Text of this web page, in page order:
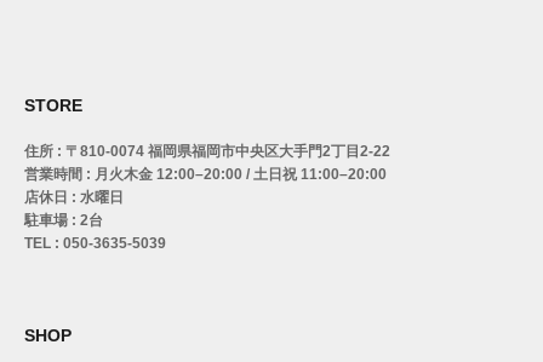
STORE
住所 : 〒810-0074 福岡県福岡市中央区大手門2丁目2-22
営業時間 : 月火木金 12:00–20:00 / 土日祝 11:00–20:00
店休日 : 水曜日
駐車場 : 2台
TEL : 050-3635-5039
SHOP